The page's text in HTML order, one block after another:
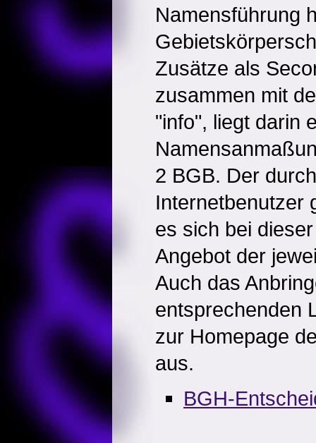
Namensführung
Zusätze als
zusammen mit
"info", liegt darin
2 BGB. Der
Internetbenutzer
es sich bei
Angebot der
Auch das
entsprechenden
zur Homepage
aus.
BGH-